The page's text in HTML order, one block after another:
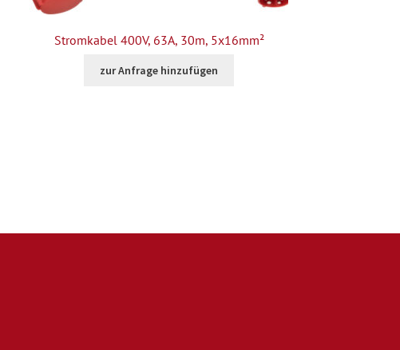
Stromkabel 400V, 63A, 30m, 5x16mm²
zur Anfrage hinzufügen